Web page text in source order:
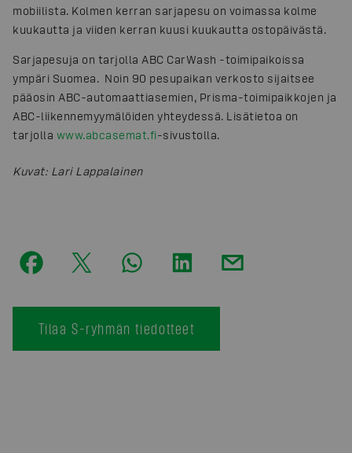
mobiilista. Kolmen kerran sarjapesu on voimassa kolme
kuukautta ja viiden kerran kuusi kuukautta ostopäivästä.
Sarjapesuja on tarjolla ABC CarWash -toimipaikoissa
ympäri Suomea. Noin 90 pesupaikan verkosto sijaitsee
pääosin ABC-automaattiasemien, Prisma-toimipaikkojen ja
ABC-liikennemyymälöiden yhteydessä. Lisätietoa on
tarjolla www.abcasemat.fi-sivustolla.
Kuvat: Lari Lappalainen
Tilaa S-ryhmän tiedotteet